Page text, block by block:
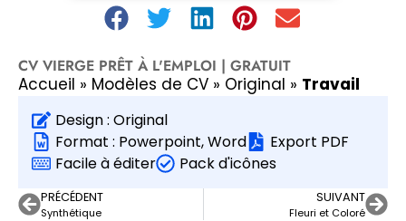
CV VIERGE PRÊT À L'EMPLOI | GRATUIT
Accueil » Modèles de CV » Original » Travail
Design : Original
Format : Powerpoint,Word
Export PDF
Facile à éditer
Pack d'icônes
PRÉCÉDENT
Synthétique
SUIVANT
Fleuri et Coloré